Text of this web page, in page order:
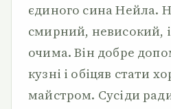
єдиного сина Нейла.
смирний, невисокий,
очима. Він добре
кузні і обіцяв стати
майстром. Сусіди